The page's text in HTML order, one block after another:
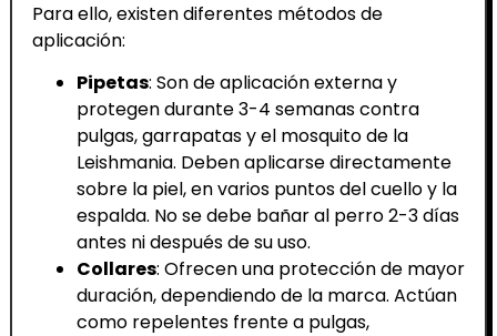
Para ello, existen diferentes métodos de
aplicación:
Pipetas: Son de aplicación externa y
protegen durante 3-4 semanas contra
pulgas, garrapatas y el mosquito de la
Leishmania. Deben aplicarse directamente
sobre la piel, en varios puntos del cuello y la
espalda. No se debe bañar al perro 2-3 días
antes ni después de su uso.
Collares: Ofrecen una protección de mayor
duración, dependiendo de la marca. Actúan
como repelentes frente a pulgas,